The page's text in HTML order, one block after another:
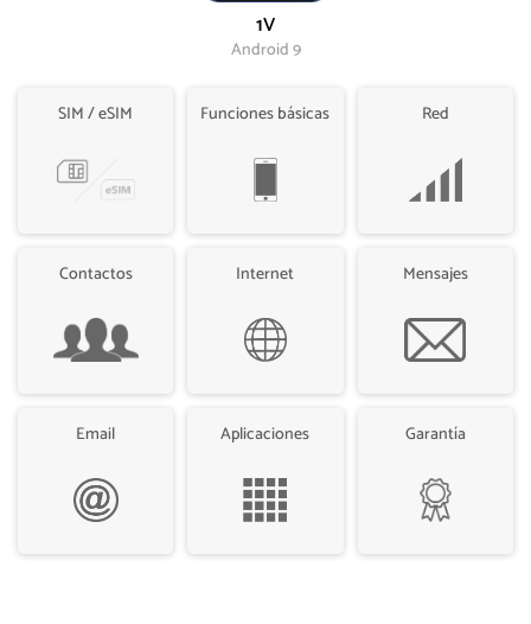
1V
Android 9
SIM / eSIM Funciones básicas Red
Contactos Internet Mensajes
Email Aplicaciones Garantía